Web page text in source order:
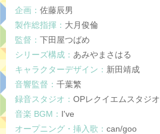
企画： 佐藤辰男
製作総指揮： 大月俊倫
監督： 下田屋つばめ
シリーズ構成： あみやまさはる
キャラクターデザイン： 新田靖成
音響監督： 千葉繁
録音スタジオ： OPレクイエムスタジオ
音楽 BGM： I've
オープニング・挿入歌： can/goo